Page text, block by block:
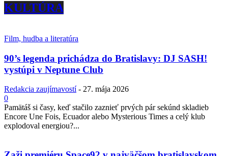
KULTÚRA
Film, hudba a literatúra
90’s legenda prichádza do Bratislavy: DJ SASH!
vystúpi v Neptune Club
Redakcia zaujímavostí - 27. mája 2026
0
Pamätáš si časy, keď stačilo zaznieť prvých pár sekúnd skladieb
Encore Une Fois, Ecuador alebo Mysterious Times a celý klub
explodoval energiou?...